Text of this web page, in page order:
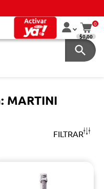
0
$0,00
MARTINI
FILTRAR